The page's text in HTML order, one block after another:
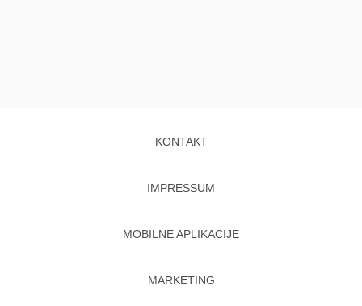
KONTAKT
IMPRESSUM
MOBILNE APLIKACIJE
MARKETING